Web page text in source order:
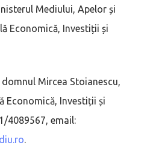
Mediului, Apelor și
Economică, Investiții și
Mircea Stoianescu,
Economică, Investiții și
4089567, email:
.